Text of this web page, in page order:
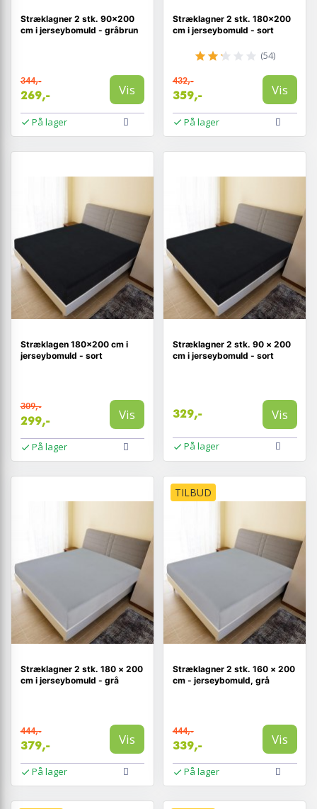
Stræklagner 2 stk. 90×200
cm i jerseybomuld - gråbrun
344,-
269,- Vis
På lager
Stræklagner 2 stk. 180×200
cm i jerseybomuld - sort
(54)
432,-
359,- Vis
På lager
Stræklagen 180×200 cm i
jerseybomuld - sort
309,-
299,- Vis
På lager
Stræklagner 2 stk. 90 × 200
cm i jerseybomuld - sort
329,- Vis
På lager
Stræklagner 2 stk. 180 × 200
cm i jerseybomuld - grå
444,-
379,- Vis
På lager
TILBUD
Stræklagner 2 stk. 160 × 200
cm - jerseybomuld, grå
444,-
339,- Vis
På lager